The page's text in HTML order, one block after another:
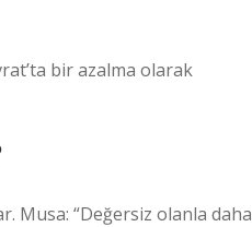
bir azalma olarak
Musa: “Değersiz olanla daha